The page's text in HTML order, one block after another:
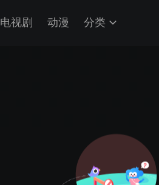
电视剧 动漫 分类